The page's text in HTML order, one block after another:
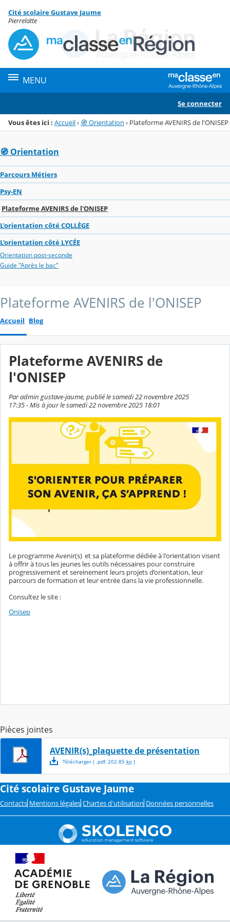
Menu de la rubrique
Contenu
Cité scolaire Gustave Jaume
Pierrelatte
MENU
Se connecter
Vous êtes ici : Accueil› 🧭 Orientation › Plateforme AVENIRS de l'ONISEP
🧭 Orientation
Parcours Métiers
Psy-EN
Plateforme AVENIRS de l'ONISEP
L'orientation côté COLLÈGE
L'orientation côté LYCÉE
Orientation post-seconde
Guide "Après le bac"
Plateforme AVENIRS de l'ONISEP
Accueil Blog
Plateforme AVENIRS de
l'ONISEP
Par admin gustave-jaume, publié le samedi 22 novembre 2025
17:35 - Mis à jour le samedi 22 novembre 2025 18:01
Le programme Avenir(s) et sa plateforme dédiée à l'orientation visent
à offrir à tous les jeunes les outils nécessaires pour construire
progressivement et sereinement leurs projets d’orientation, leur
parcours de formation et leur entrée dans la vie professionnelle.
Consultez le site :
Onisep
Pièces jointes
AVENIR(s)_plaquette de présentation
Télécharger( .pdf, 202.85 ko)
Cité scolaire Gustave Jaume
Contacts Mentions légales Chartes d'utilisation Données personnelles